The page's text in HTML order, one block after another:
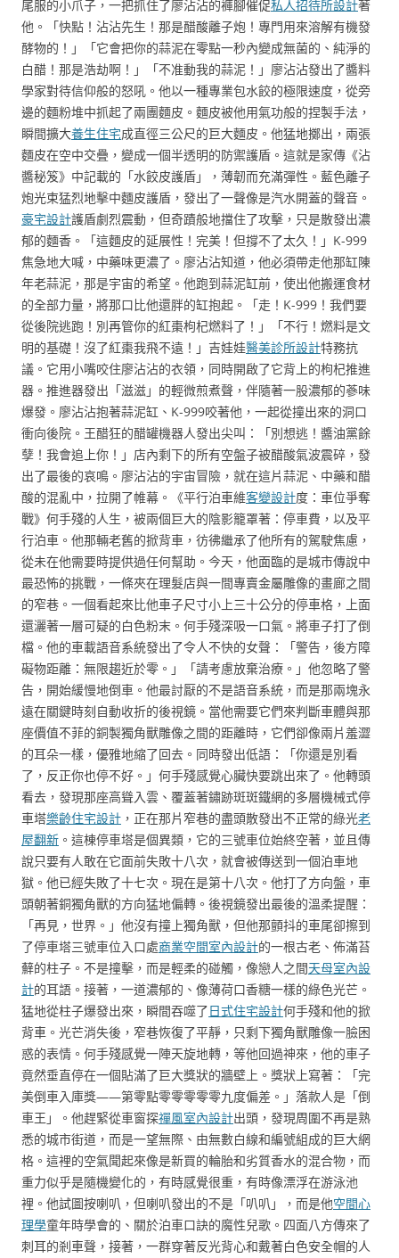
尾服的小爪子，一把抓住了廖沾沾的褲腳催促私人招待所設計著
他。「快點！沾沾先生！那是醋酸離子炮！專門用來溶解有機發
酵物的！」「它會把你的蒜泥在零點一秒內變成無菌的、純淨的
白醋！那是浩劫啊！」「不准動我的蒜泥！」廖沾沾發出了醬料
學家對待信仰般的怒吼。他以一種專業包水餃的極限速度，從旁
邊的麵粉堆中抓起了兩團麵皮。麵皮被他用氣功般的捏製手法，
瞬間擴大養生住宅成直徑三公尺的巨大麵皮。他猛地擲出，兩張
麵皮在空中交疊，變成一個半透明的防禦護盾。這就是家傳《沾
醬秘笈》中記載的「水餃皮護盾」，薄韌而充滿彈性。藍色離子
炮光束猛烈地擊中麵皮護盾，發出了一聲像是汽水開蓋的聲音。
豪宅設計護盾劇烈震動，但奇蹟般地擋住了攻擊，只是散發出濃
郁的麵香。「這麵皮的延展性！完美！但撐不了太久！」K-999
焦急地大喊，中藥味更濃了。廖沾沾知道，他必須帶走他那缸陳
年老蒜泥，那是宇宙的希望。他跑到蒜泥缸前，使出他搬運食材
的全部力量，將那口比他還胖的缸抱起。「走！K-999！我們要
從後院逃跑！別再管你的紅棗枸杞燃料了！」「不行！燃料是文
明的基礎！沒了紅棗我飛不遠！」吉娃娃醫美診所設計特務抗
議。它用小嘴咬住廖沾沾的衣領，同時開啟了它背上的枸杞推進
器。推進器發出「滋滋」的輕微煎煮聲，伴隨著一股濃郁的蔘味
爆發。廖沾沾抱著蒜泥缸、K-999咬著他，一起從撞出來的洞口
衝向後院。王醋狂的醋罐機器人發出尖叫：「別想逃！醬油黨餘
孽！我會追上你！」店內剩下的所有空盤子被醋酸氣波震碎，發
出了最後的哀鳴。廖沾沾的宇宙冒險，就在這片蒜泥、中藥和醋
酸的混亂中，拉開了帷幕。《平行泊車維客變設計度：車位爭奪
戰》何手殘的人生，被兩個巨大的陰影籠罩著：停車費，以及平
行泊車。他那輛老舊的掀背車，彷彿繼承了他所有的駕駛焦慮，
從未在他需要時提供過任何幫助。今天，他面臨的是城市傳說中
最恐怖的挑戰，一條夾在理髮店與一間專賣金屬雕像的畫廊之間
的窄巷。一個看起來比他車子尺寸小上三十公分的停車格，上面
還灑著一層可疑的白色粉末。何手殘深吸一口氣。將車子打了倒
檔。他的車載語音系統發出了令人不快的女聲：「警告，後方障
礙物距離：無限趨近於零。」「請考慮放棄治療。」他忽略了警
告，開始緩慢地倒車。他最討厭的不是語音系統，而是那兩塊永
遠在關鍵時刻自動收折的後視鏡。當他需要它們來判斷車體與那
座價值不菲的銅製獨角獸雕像之間的距離時，它們卻像兩片羞澀
的耳朵一樣，優雅地縮了回去。同時發出低語：「你還是別看
了，反正你也停不好。」何手殘感覺心臟快要跳出來了。他轉頭
看去，發現那座高聳入雲、覆蓋著鏽跡斑斑鐵網的多層機械式停
車塔樂齡住宅設計 ，正在那片窄巷的盡頭散發出不正常的綠光老
屋翻新 。這棟停車塔是個異類，它的三號車位始終空著，並且傳
說只要有人敢在它面前失敗十八次，就會被傳送到一個泊車地
獄。他已經失敗了十七次。現在是第十八次。他打了方向盤，車
頭朝著銅獨角獸的方向猛地偏轉。後視鏡發出最後的溫柔提醒：
「再見，世界。」他沒有撞上獨角獸，但他那顫抖的車尾卻擦到
了停車塔三號車位入口處商業空間室內設計的一根古老、佈滿苔
蘚的柱子。不是撞擊，而是輕柔的碰觸，像戀人之間天母室內設
計的耳語。接著，一道濃郁的、像薄荷口香糖一樣的綠色光芒。
猛地從柱子爆發出來，瞬間吞噬了日式住宅設計何手殘和他的掀
背車。光芒消失後，窄巷恢復了平靜，只剩下獨角獸雕像一臉困
惑的表情。何手殘感覺一陣天旋地轉，等他回過神來，他的車子
竟然垂直停在一個貼滿了巨大獎狀的牆壁上。獎狀上寫著：「完
美倒車入庫獎——第零點零零零零零九度偏差。」落款人是「倒
車王」。他趕緊從車窗探禪風室內設計出頭，發現周圍不再是熟
悉的城市街道，而是一望無際、由無數白線和編號組成的巨大網
格。這裡的空氣聞起來像是新買的輪胎和劣質香水的混合物，而
重力似乎是隨機變化的，有時感覺很重，有時像漂浮在游泳池
裡。他試圖按喇叭，但喇叭發出的不是「叭叭」，而是他空間心
理學童年時學會的、關於泊車口訣的魔性兒歌。四面八方傳來了
刺耳的剎車聲，接著，一群穿著反光背心和戴著白色安全帽的人